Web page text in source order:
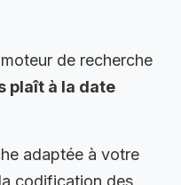
de recherche
plaît à la date
adaptée à votre
codification des